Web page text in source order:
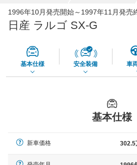
73,850円
1996年10月発売開始～1997年11月発売
日産 ラルゴ SX-G
基本仕様 安全装備 車
基本仕様
新車価格 302.5